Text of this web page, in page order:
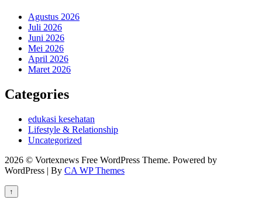
Agustus 2026
Juli 2026
Juni 2026
Mei 2026
April 2026
Maret 2026
Categories
edukasi kesehatan
Lifestyle & Relationship
Uncategorized
2026 © Vortexnews Free WordPress Theme. Powered by
WordPress | By CA WP Themes
↑